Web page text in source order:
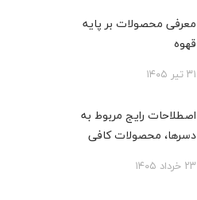
معرفی محصولات بر پایه
قهوه
۳۱ تیر ۱۴۰۵
اصطلاحات رایج مربوط به
دسرها، محصولات کافی
۲۳ خرداد ۱۴۰۵